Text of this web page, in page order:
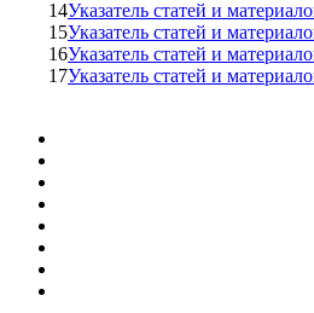
14Указатель статей и
15Указатель статей и
16Указатель статей и
17Указатель статей и